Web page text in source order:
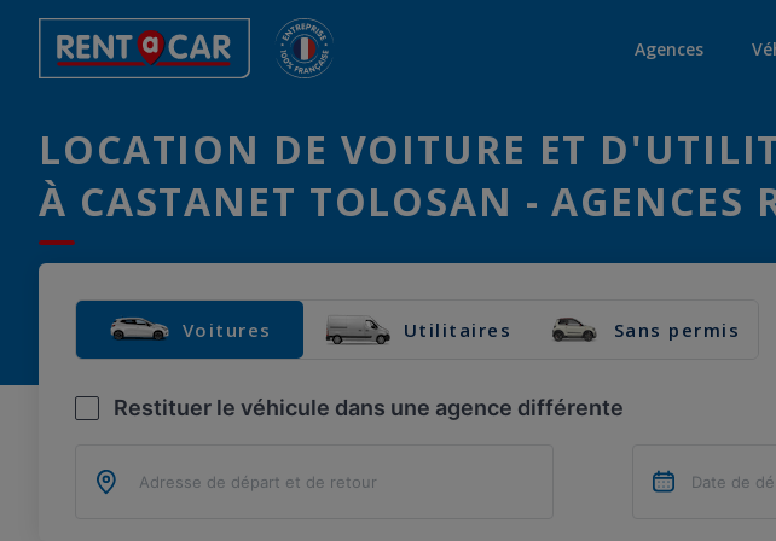
Agences
LOCATION DE VOITURE ET
À CASTANET TOLOSAN - AGENCES
Voitures Utilitaires Sans permis
Restituer le véhicule dans une agence différente